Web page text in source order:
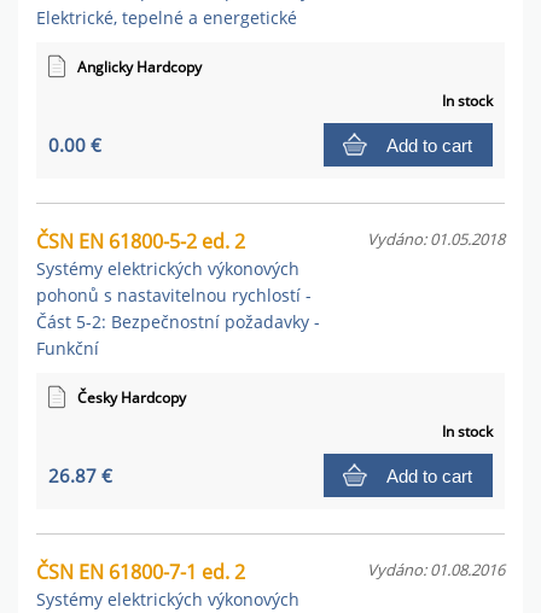
Elektrické, tepelné a energetické
Anglicky Hardcopy
In stock
0.00 € Add to cart
ČSN EN 61800-5-2 ed. 2
Systémy elektrických výkonových
pohonů s nastavitelnou rychlostí -
Část 5-2: Bezpečnostní požadavky -
Funkční
Vydáno: 01.05.2018
Česky Hardcopy
In stock
26.87 € Add to cart
ČSN EN 61800-7-1 ed. 2
Systémy elektrických výkonových
Vydáno: 01.08.2016